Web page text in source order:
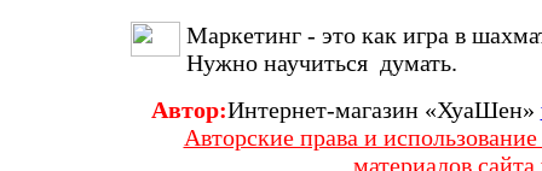
Маркетинг - это как игра в
Нужно научиться думать.
Автор:Интернет-магазин «ХуаШен»
Авторские права и
материалов